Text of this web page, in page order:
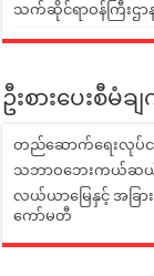
သက်ဆိုင်ရာဝန်ကြီးဌာန
ဦးစားပေးစီမံချ
တည်ဆောက်ရေးလုပ်ငန်
သဘာဝဘေးကယ်ဆယ်ရ
လယ်ယာမြေနှင့် အခြား
ကော်မတီ